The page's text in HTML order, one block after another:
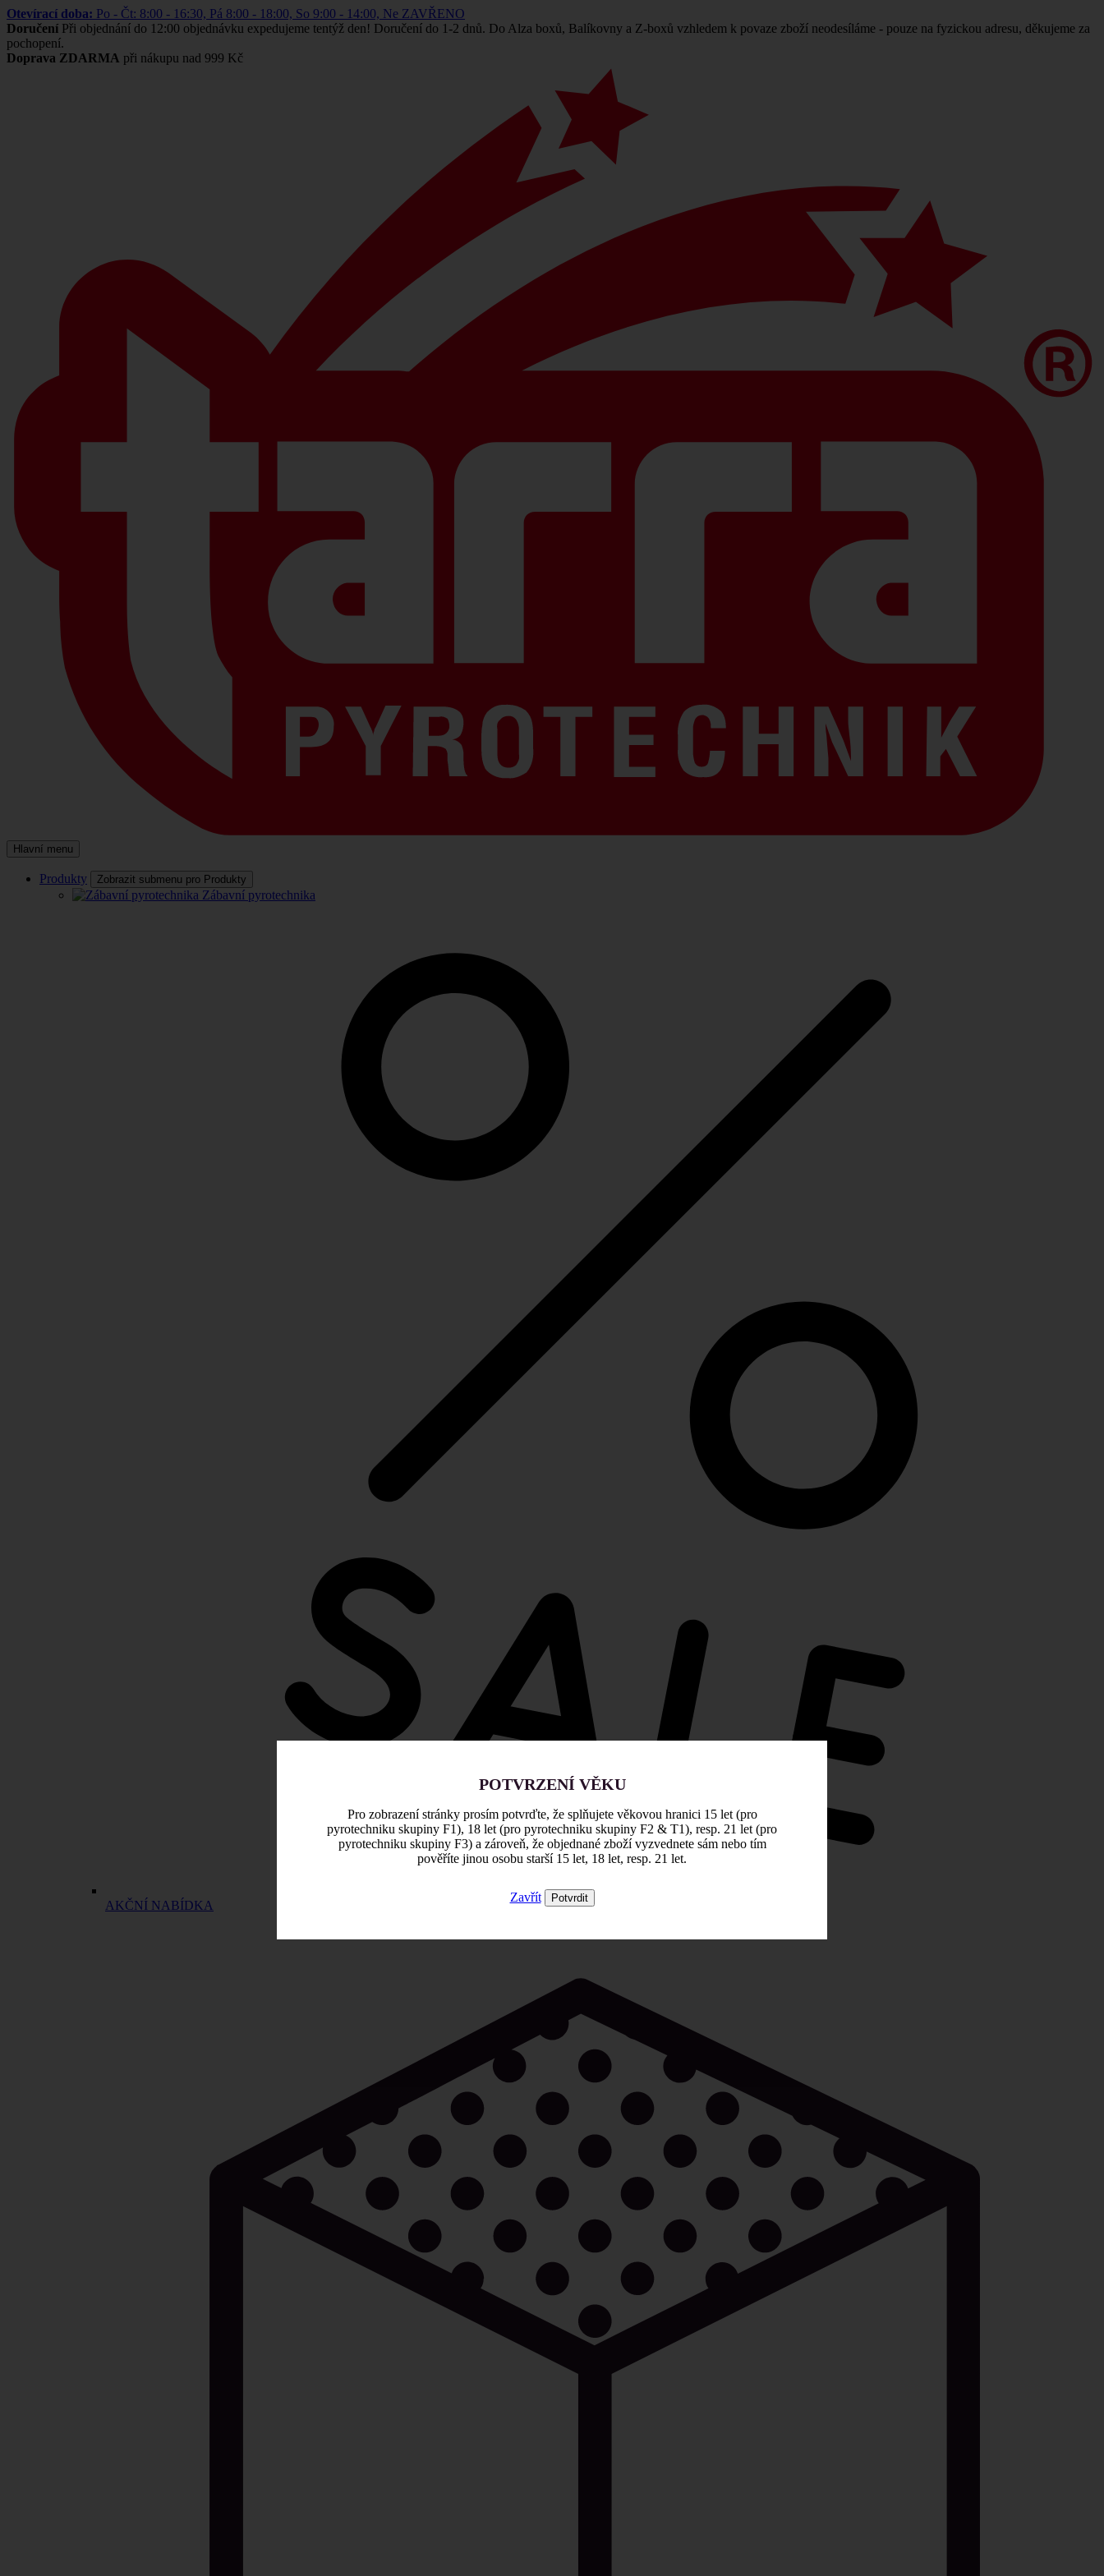
Otevírací doba: Po - Čt: 8:00 - 16:30, Pá 8:00 - 18:00, So 9:00 - 14:00, Ne ZAVŘENO
Doručení Při objednání do 12:00 objednávku expedujeme tentýž den! Doručení do 1-2 dnů. Do Alza boxů, Balíkovny a Z-boxů vzhledem k povaze zboží neodesíláme - pouze na fyzickou adresu, děkujeme za
pochopení.
Doprava ZDARMA při nákupu nad 999 Kč
Hlavní menu
Produkty Zobrazit submenu pro Produkty
Zábavní pyrotechnika
AKČNÍ NABÍDKA
POTVRZENÍ VĚKU
Pro zobrazení stránky prosím potvrďte, že splňujete věkovou hranici 15 let (pro
pyrotechniku skupiny F1), 18 let (pro pyrotechniku skupiny F2 & T1), resp. 21 let (pro
pyrotechniku skupiny F3) a zároveň, že objednané zboží vyzvednete sám nebo tím
pověříte jinou osobu starší 15 let, 18 let, resp. 21 let.
Zavřít Potvrdit